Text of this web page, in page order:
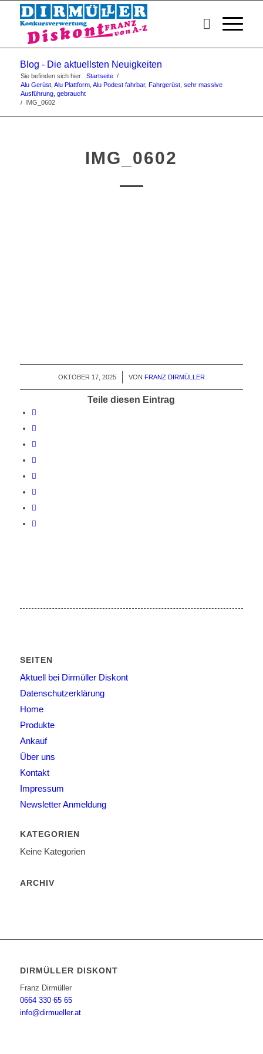
Blog - Die aktuellsten Neuigkeiten
Sie befinden sich hier: Startseite /
Alu Gerüst, Alu Plattform, Alu Podest fahrbar, Fahrgerüst, sehr massive
Ausführung, gebraucht
/ IMG_0602
IMG_0602
OKTOBER 17, 2025
/ VON FRANZ DIRMÜLLER
Teile diesen Eintrag
SEITEN
Aktuell bei Dirmüller Diskont
Datenschutzerklärung
Home
Produkte
Ankauf
Über uns
Kontakt
Impressum
Newsletter Anmeldung
KATEGORIEN
Keine Kategorien
ARCHIV
DIRMÜLLER DISKONT
Franz Dirmüller
0664 330 65 65
info@dirmueller.at